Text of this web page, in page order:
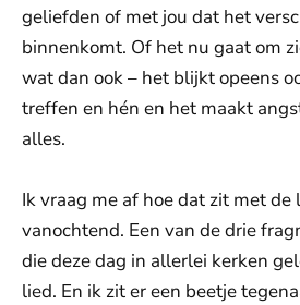
geliefden of met jou dat het
binnenkomt. Of het nu gaat om
wat dan ook – het blijkt opeens
treffen en hén en het maakt
alles.
Ik vraag me af hoe dat zit met
vanochtend. Een van de drie
die deze dag in allerlei kerken
lied. En ik zit er een beetje